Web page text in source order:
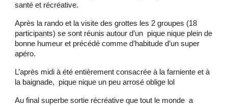
santé et récréative.
Après la rando et la visite des grottes les 2 groupes (18
participants) se sont réunis autour d’un pique nique plein de
bonne humeur et précédé comme d’habitude d’un super
apéro.
L’après midi à été entièrement consacrée à la farniente et à
la baignade, pique nique un peu arrosé oblige lol
Au final superbe sortie récréative que tout le monde a